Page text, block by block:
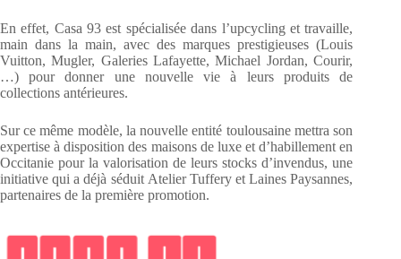
En effet, Casa 93 est spécialisée dans l’upcycling et travaille,
main dans la main, avec des marques prestigieuses (Louis
Vuitton, Mugler, Galeries Lafayette, Michael Jordan, Courir,
…) pour donner une nouvelle vie à leurs produits de
collections antérieures.
Sur ce même modèle, la nouvelle entité toulousaine mettra son
expertise à disposition des maisons de luxe et d’habillement en
Occitanie pour la valorisation de leurs stocks d’invendus, une
initiative qui a déjà séduit Atelier Tuffery et Laines Paysannes,
partenaires de la première promotion.